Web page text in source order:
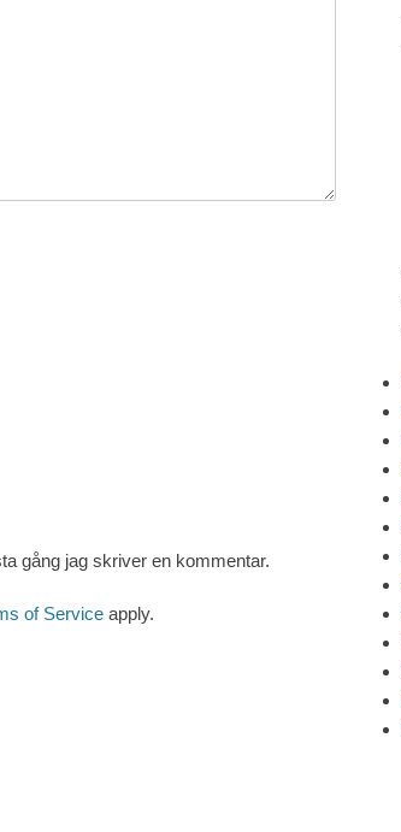
gång jag skriver en kommentar.
of Service apply.